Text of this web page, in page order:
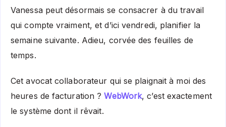
Vanessa peut désormais se consacrer à du travail
qui compte vraiment, et d’ici vendredi, planifier la
semaine suivante. Adieu, corvée des feuilles de
temps.
Cet avocat collaborateur qui se plaignait à moi des
heures de facturation ?WebWork, c’est exactement
le système dont il rêvait.